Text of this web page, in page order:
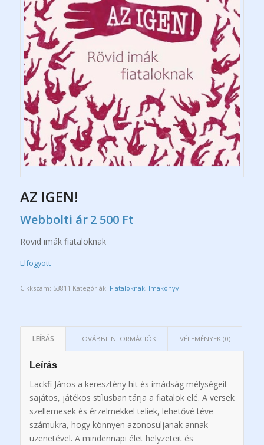
AZ IGEN!
Webbolti ár 2 500 Ft
Rövid imák fiataloknak
Elfogyott
Cikkszám: 53811 Kategóriák: Fiataloknak, Imakönyv
LEÍRÁS TOVÁBBI INFORMÁCIÓK VÉLEMÉNYEK (0)
Leírás
Lackfi János a keresztény hit és imádság mélységeit
sajátos, játékos stílusban tárja a fiatalok elé. A versek
szellemesek és érzelmekkel teliek, lehetővé téve
számukra, hogy könnyen azonosuljanak annak
üzenetével. A mindennapi élet helyzeteit és